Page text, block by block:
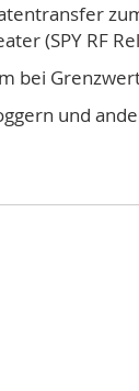
(SPY RF
bei
und